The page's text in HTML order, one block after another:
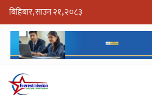
बिहिबार, साउन २१, २०८३